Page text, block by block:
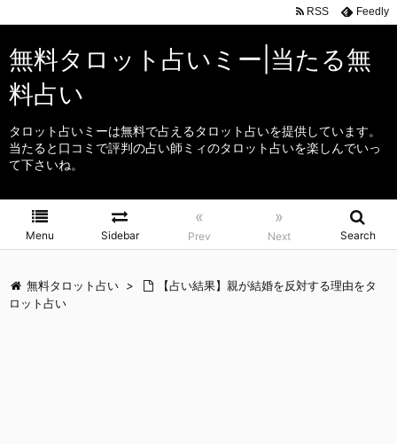
無料タロット占いミー|当たる無
料占い
タロット占いミーは無料で占えるタロット占いを提供しています。
当たると口コミで評判の占い師ミィのタロット占いを楽しんでいっ
て下さいね。
Menu Sidebar
«
Prev
»
Next Search
RSS Feedly
無料タロット占い >
【占い結果】親が結婚を反対する理由をタ
ロット占い